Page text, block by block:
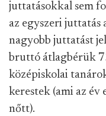
juttatásokkal sem
az egyszeri juttatás
nagyobb juttatást
bruttó átlagbérük
középiskolai
kerestek (ami az év
nőtt).